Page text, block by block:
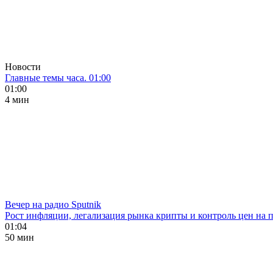
Новости
Главные темы часа. 01:00
01:00
4 мин
Вечер на радио Sputnik
Рост инфляции, легализация рынка крипты и контроль цен на
01:04
50 мин